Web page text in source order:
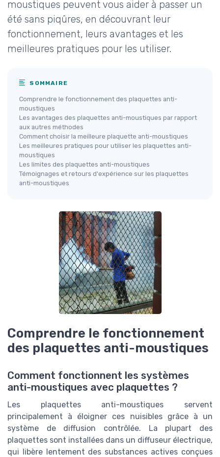
moustiques peuvent vous aider à passer un
été sans piqûres, en découvrant leur
fonctionnement, leurs avantages et les
meilleures pratiques pour les utiliser.
SOMMAIRE
Comprendre le fonctionnement des plaquettes anti-
moustiques
Les avantages des plaquettes anti-moustiques par rapport
aux autres méthodes
Comment choisir la meilleure plaquette anti-moustiques
Les meilleures pratiques pour utiliser les plaquettes anti-
moustiques
Les limites des plaquettes anti-moustiques
Témoignages et retours d'expérience sur les plaquettes
anti-moustiques
Comprendre le fonctionnement
des plaquettes anti-moustiques
Comment fonctionnent les systèmes
anti-moustiques avec plaquettes ?
Les plaquettes anti-moustiques servent
principalement à éloigner ces nuisibles grâce à un
système de diffusion contrôlée. La plupart des
plaquettes sont installées dans un diffuseur électrique,
qui libère lentement des substances actives conçues